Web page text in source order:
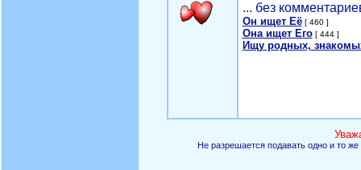
... без
Он ищет Её[ 460 ]
Она ищет Его[ 444 ]
Ищу родных,
Не разрешается подавать одно и то